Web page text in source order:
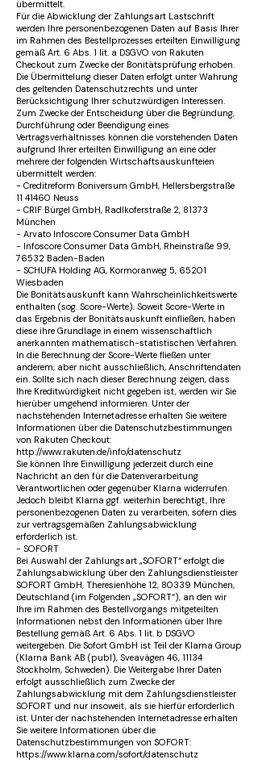
übermittelt.
Für die Abwicklung der Zahlungsart Lastschrift
werden Ihre personenbezogenen Daten auf Basis Ihrer
im Rahmen des Bestellprozesses erteilten Einwilligung
gemäß Art. 6 Abs. 1 lit. a DSGVO von Rakuten
Checkout zum Zwecke der Bonitätsprüfung erhoben.
Die Übermittelung dieser Daten erfolgt unter Wahrung
des geltenden Datenschutzrechts und unter
Berücksichtigung Ihrer schutzwürdigen Interessen.
Zum Zwecke der Entscheidung über die Begründung,
Durchführung oder Beendigung eines
Vertragsverhältnisses können die vorstehenden Daten
aufgrund Ihrer erteilten Einwilligung an eine oder
mehrere der folgenden Wirtschaftsauskunfteien
übermittelt werden:
- Creditreform Boniversum GmbH, Hellersbergstraße
11 41460 Neuss
- CRIF Bürgel GmbH, Radlkoferstraße 2, 81373
München
- Arvato Infoscore Consumer Data GmbH
- Infoscore Consumer Data GmbH, Rheinstraße 99,
76532 Baden-Baden
- SCHUFA Holding AG, Kormoranweg 5, 65201
Wiesbaden
Die Bonitätsauskunft kann Wahrscheinlichkeitswerte
enthalten (sog. Score-Werte). Soweit Score-Werte in
das Ergebnis der Bonitätsauskunft einfließen, haben
diese ihre Grundlage in einem wissenschaftlich
anerkannten mathematisch-statistischen Verfahren.
In die Berechnung der Score-Werte fließen unter
anderem, aber nicht ausschließlich, Anschriftendaten
ein. Sollte sich nach dieser Berechnung zeigen, dass
Ihre Kreditwürdigkeit nicht gegeben ist, werden wir Sie
hierüber umgehend informieren. Unter der
nachstehenden Internetadresse erhalten Sie weitere
Informationen über die Datenschutzbestimmungen
von Rakuten Checkout:
http://www.rakuten.de/info/datenschutz
Sie können Ihre Einwilligung jederzeit durch eine
Nachricht an den für die Datenverarbeitung
Verantwortlichen oder gegenüber Klarna widerrufen.
Jedoch bleibt Klarna ggf. weiterhin berechtigt, Ihre
personenbezogenen Daten zu verarbeiten, sofern dies
zur vertragsgemäßen Zahlungsabwicklung
erforderlich ist.
- SOFORT
Bei Auswahl der Zahlungsart „SOFORT“ erfolgt die
Zahlungsabwicklung über den Zahlungsdienstleister
SOFORT GmbH, Theresienhöhe 12, 80339 München,
Deutschland (im Folgenden „SOFORT“), an den wir
Ihre im Rahmen des Bestellvorgangs mitgeteilten
Informationen nebst den Informationen über Ihre
Bestellung gemäß Art. 6 Abs. 1 lit. b DSGVO
weitergeben. Die Sofort GmbH ist Teil der Klarna Group
(Klarna Bank AB (publ), Sveavägen 46, 11134
Stockholm, Schweden). Die Weitergabe Ihrer Daten
erfolgt ausschließlich zum Zwecke der
Zahlungsabwicklung mit dem Zahlungsdienstleister
SOFORT und nur insoweit, als sie hierfür erforderlich
ist. Unter der nachstehenden Internetadresse erhalten
Sie weitere Informationen über die
Datenschutzbestimmungen von SOFORT:
https://www.klarna.com/sofort/datenschutz